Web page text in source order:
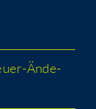
Ände­